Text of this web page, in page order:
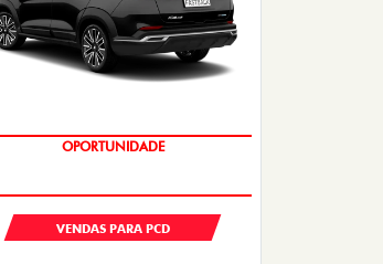
OPORTUNIDADE
VENDAS PARA PCD